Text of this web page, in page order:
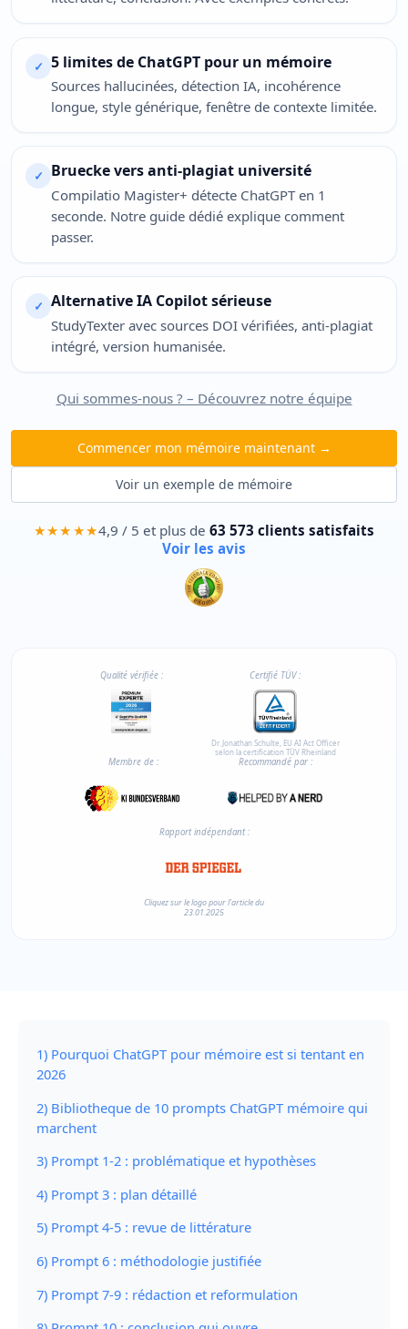
✓ 5 limites de ChatGPT pour un mémoire
Sources hallucinées, détection IA, incohérence
longue, style générique, fenêtre de contexte limitée.
✓ Bruecke vers anti-plagiat université
Compilatio Magister+ détecte ChatGPT en 1
seconde. Notre guide dédié explique comment
passer.
✓ Alternative IA Copilot sérieuse
StudyTexter avec sources DOI vérifiées, anti-plagiat
intégré, version humanisée.
Qui sommes-nous ? – Découvrez notre équipe
Commencer mon mémoire maintenant →
Voir un exemple de mémoire
★★★★★4,9 / 5 et plus de63 573 clients satisfaits
Voir les avis
Qualité vérifiée : Certifié TÜV :
Dr. Jonathan Schulte, EU AI Act Officer
selon la certification TÜV Rheinland
Membre de : Recommandé par :
Rapport indépendant :
Cliquez sur le logo pour l'article du
23.01.2025
1) Pourquoi ChatGPT pour mémoire est si tentant en
2026
2) Bibliotheque de 10 prompts ChatGPT mémoire qui
marchent
3) Prompt 1-2 : problématique et hypothèses
4) Prompt 3 : plan détaillé
5) Prompt 4-5 : revue de littérature
6) Prompt 6 : méthodologie justifiée
7) Prompt 7-9 : rédaction et reformulation